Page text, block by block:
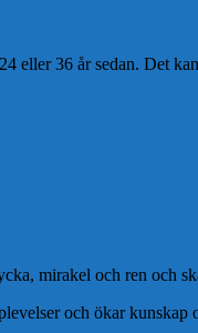
eller 36 år sedan. Det
mirakel och ren och
och ökar kunskap